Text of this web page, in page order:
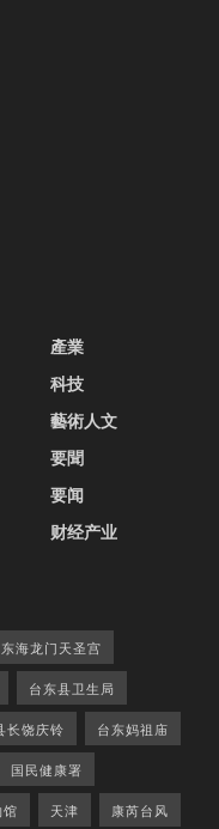
產業
科技
藝術人文
要聞
要闻
财经产业
东海龙门天圣宫
台东县卫生局
长饶庆铃 台东妈祖庙
国民健康署
天津 康芮台风